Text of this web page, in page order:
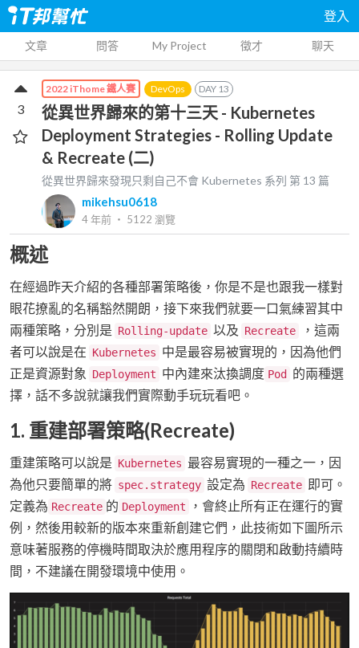
登入
文章 問答 My Project 徵才 聊天
2022 iThome 鐵人賽 DevOps DAY 13
從異世界歸來的第十三天 - Kubernetes
Deployment Strategies - Rolling Update
& Recreate (二)
從異世界歸來發現只剩自己不會 Kubernetes 系列 第 13 篇
mikehsu0618
4 年前 ‧ 5122 瀏覽
3
概述
在經過昨天介紹的各種部署策略後，你是不是也跟我一樣對
眼花撩亂的名稱豁然開朗，接下來我們就要一口氣練習其中
兩種策略，分別是 Rolling-update 以及 Recreate
，這兩
者可以說是在 Kubernetes 中是最容易被實現的，因為他們
正是資源對象
Deployment 中內建來汰換調度 Pod
的兩種選
擇，話不多說就讓我們實際動手玩玩看吧。
1. 重建部署策略(Recreate)
重建策略可以說是 Kubernetes 最容易實現的一種之一，因
為他只要簡單的將 spec.strategy 設定為 Recreate
即可。
定義為 Recreate 的 Deployment
，會終止所有正在運行的實
例，然後用較新的版本來重新創建它們，此技術如下圖所示
意味著服務的停機時間取決於應用程序的關閉和啟動持續時
間，不建議在開發環境中使用。